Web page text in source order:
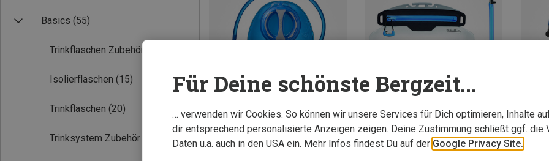
Basics (55)
Trinkflaschen Zubehör
Isolierflaschen (15)
Trinkflaschen (20)
Trinksystem Zubehör
Für Deine schönste Bergzeit...
… verwenden wir Cookies. So können wir unsere Services für Dich optimieren, Inhalte
dir entsprechend personalisierte Anzeigen zeigen. Deine Zustimmung schließt ggf. die
Daten u.a. auch in den USA ein. Mehr Infos findest Du auf der Google Privacy Site.